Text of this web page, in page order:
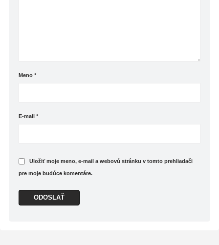
Meno*
E-mail*
Uložiť moje meno, e-mail a webovú stránku v tomto prehliadači
pre moje budúce komentáre.